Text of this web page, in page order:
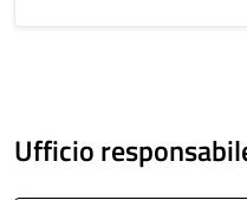
Ufficio